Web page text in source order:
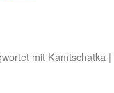
mit Kamtschatka |